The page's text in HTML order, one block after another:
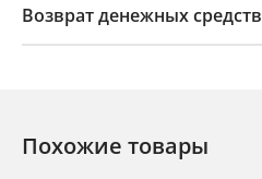
Возврат денежных средств
Похожие товары